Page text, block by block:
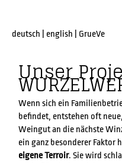
deutsch english GrueVe
Unser
Wenn sich ein
befindet, entstehen oft
Weingut an die nächste
ein ganz besonderer Faktor
eigene Terroir. Sie wird